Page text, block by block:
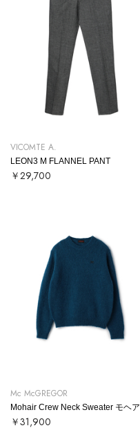
VICOMTE A.
LEON3 M FLANNEL PANT
￥29,700
Mc McGREGOR
￥31,900